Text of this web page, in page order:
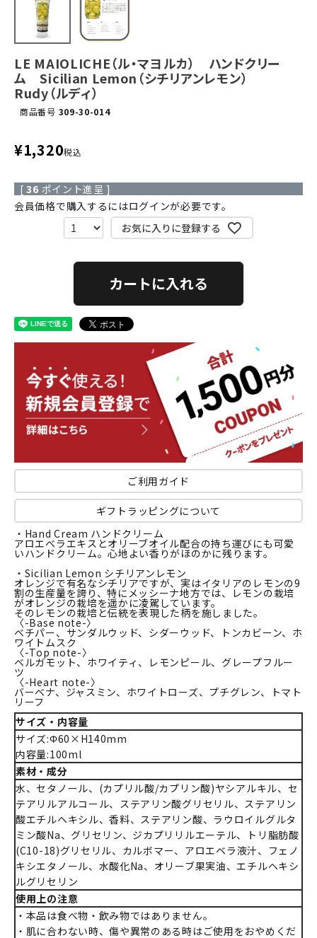
LE MAIOLICHE（ル・マヨルカ） ハンドクリー
ム Sicilian Lemon（シチリアンレモン）
Rudy（ルディ）
商品番号 309-30-014
¥1,320税込
[ 36 ポイント進呈 ]
会員価格で購入するにはログインが必要です。
お気に入りに登録する
カートに入れる
ご利用ガイド
ギフトラッピングについて
・Hand Cream ハンドクリーム
アロエベラエキスとオリーブオイル配合の持ち運びにも可愛
いハンドクリーム。心地よい香りがほのかに残ります。
・Sicilian Lemon シチリアンレモン
オレンジで有名なシチリアですが、実はイタリアのレモンの9
割の生産量を誇り、特にメッシーナ地方では、レモンの栽培
がオレンジの栽培を遥かに凌駕しています。
そのレモンの栽培と伝統を表現した柄を施しました。
〈-Base note-〉
ベチパー、サンダルウッド、シダーウッド、トンカビーン、ホ
ワイトムスク
〈-Top note-〉
ベルガモット、ホワイティ、レモンピール、グレープフルー
ツ
〈-Heart note-〉
バーベナ、ジャスミン、ホワイトローズ、プチグレン、トマト
リーフ
サイズ・内容量
サイズ:Φ60×H140mm
内容量:100ml
素材・成分
水、セタノール、(カプリル酸/カプリン酸)ヤシアルキル、セ
テアリルアルコール、ステアリン酸グリセリル、ステアリン
酸エチルヘキシル、香料、ステアリン酸、ラウロイルグルタ
ミン酸Na、グリセリン、ジカプリリルエーテル、トリ脂肪酸
(C10-18)グリセリル、カルボマー、アロエベラ液汁、フェノ
キシエタノール、水酸化Na、オリーブ果実油、エチルヘキシ
ルグリセリン
使用上の注意
・本品は食べ物・飲み物ではありません。
・肌に合わない時、傷や異常のある時はご使用をおやめくだ